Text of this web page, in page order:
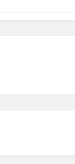
грузовой,